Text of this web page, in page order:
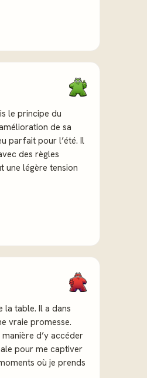
le principe du
de sa
parfait pour l’été. Il
des règles
une légère tension
la table. Il a dans
vraie promesse.
d’y accéder
pour me captiver
où je prends